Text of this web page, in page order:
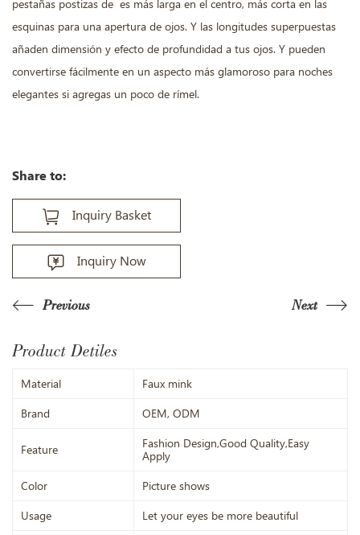
pestañas postizas de es más larga en el centro, más corta en las
esquinas para una apertura de ojos. Y las longitudes superpuestas
añaden dimensión y efecto de profundidad a tus ojos. Y pueden
convertirse fácilmente en un aspecto más glamoroso para noches
elegantes si agregas un poco de rímel.
Share to:
Inquiry Basket
Inquiry Now
Previous Next
Product Detiles
Material Faux mink
Brand OEM, ODM
Feature
Fashion Design,Good Quality,Easy
Apply
Color Picture shows
Usage Let your eyes be more beautiful